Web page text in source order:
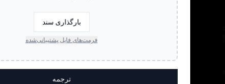
بارگذاری سند
فرمت‌های فایل پشتیبانی‌شده
ترجمه